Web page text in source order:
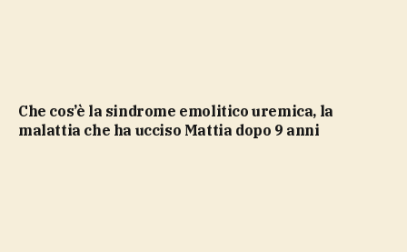
Che cos’è la sindrome emolitico uremica, la
malattia che ha ucciso Mattia dopo 9 anni